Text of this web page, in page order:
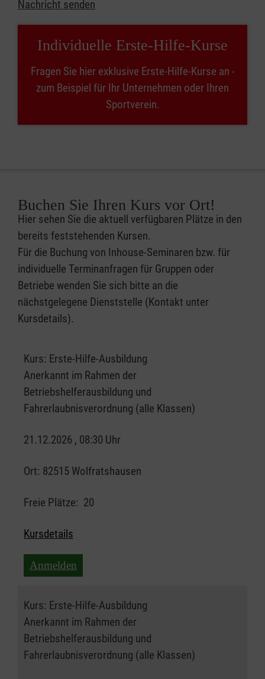
Nachricht senden
Individuelle Erste-Hilfe-Kurse
Fragen Sie hier exklusive Erste-Hilfe-Kurse an -
zum Beispiel für Ihr Unternehmen oder Ihren
Sportverein.
Buchen Sie Ihren Kurs vor Ort!
Hier sehen Sie die aktuell verfügbaren Plätze in den
bereits feststehenden Kursen.
Für die Buchung von Inhouse-Seminaren bzw. für
individuelle Terminanfragen für Gruppen oder
Betriebe wenden Sie sich bitte an die
nächstgelegene Dienststelle (Kontakt unter
Kursdetails).
Kurs: Erste-Hilfe-Ausbildung
Anerkannt im Rahmen der
Betriebshelferausbildung und
Fahrerlaubnisverordnung (alle Klassen)
21.12.2026 , 08:30 Uhr
Ort: 82515 Wolfratshausen
Freie Plätze: 20
Kursdetails
Anmelden
Kurs: Erste-Hilfe-Ausbildung
Anerkannt im Rahmen der
Betriebshelferausbildung und
Fahrerlaubnisverordnung (alle Klassen)